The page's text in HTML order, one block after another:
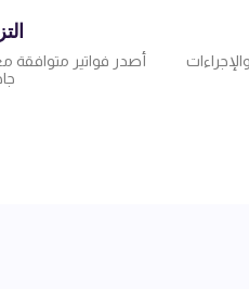
أصدر فواتير متوافقة